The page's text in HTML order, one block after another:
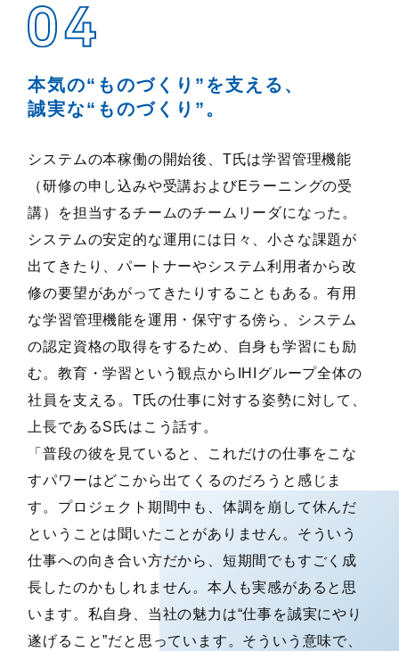
本気の“ものづくり”を支える、
誠実な“ものづくり”。
システムの本稼働の開始後、T氏は学習管理機能
（研修の申し込みや受講およびEラーニングの受
講）を担当するチームのチームリーダになった。
システムの安定的な運用には日々、小さな課題が
出てきたり、パートナーやシステム利用者から改
修の要望があがってきたりすることもある。有用
な学習管理機能を運用・保守する傍ら、システム
の認定資格の取得をするため、自身も学習にも励
む。教育・学習という観点からIHIグループ全体の
社員を支える。T氏の仕事に対する姿勢に対して、
上長であるS氏はこう話す。
「普段の彼を見ていると、これだけの仕事をこな
すパワーはどこから出てくるのだろうと感じま
す。プロジェクト期間中も、体調を崩して休んだ
ということは聞いたことがありません。そういう
仕事への向き合い方だから、短期間でもすごく成
長したのかもしれません。本人も実感があると思
います。私自身、当社の魅力は“仕事を誠実にやり
遂げること”だと思っています。そういう意味で、